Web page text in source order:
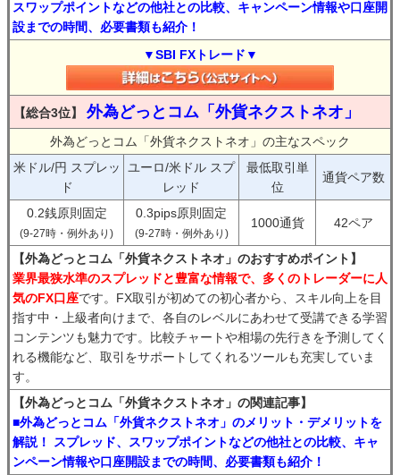
スワップポイントなどの他社との比較、キャンペーン情報や口座開
設までの時間、必要書類も紹介！
▼SBI FXトレード▼
【総合3位】 外為どっとコム「外貨ネクストネオ」
外為どっとコム「外貨ネクストネオ」の主なスペック
米ドル/円 スプレッ
ド
ユーロ/米ドル スプ
レッド
最低取引単
位
通貨ペア数
0.2銭原則固定
(9-27時・例外あり)
0.3pips原則固定
(9-27時・例外あり)
1000通貨 42ペア
【外為どっとコム「外貨ネクストネオ」のおすすめポイント】
業界最狭水準のスプレッドと豊富な情報で、多くのトレーダーに人
気のFX口座です。FX取引が初めての初心者から、スキル向上を目
指す中・上級者向けまで、各自のレベルにあわせて受講できる学習
コンテンツも魅力です。比較チャートや相場の先行きを予測してく
れる機能など、取引をサポートしてくれるツールも充実していま
す。
【外為どっとコム「外貨ネクストネオ」の関連記事】
■外為どっとコム「外貨ネクストネオ」のメリット・デメリットを
解説！ スプレッド、スワップポイントなどの他社との比較、キャ
ンペーン情報や口座開設までの時間、必要書類も紹介！